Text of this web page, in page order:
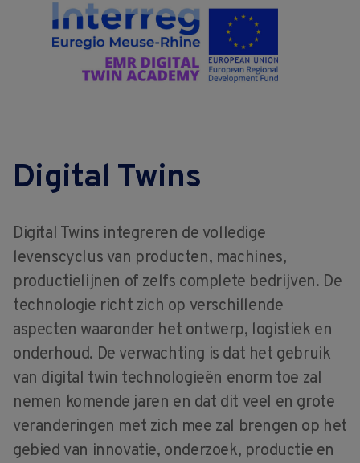
Digital Twins
Digital Twins integreren de volledige
levenscyclus van producten, machines,
productielijnen of zelfs complete bedrijven. De
technologie richt zich op verschillende
aspecten waaronder het ontwerp, logistiek en
onderhoud. De verwachting is dat het gebruik
van digital twin technologieën enorm toe zal
nemen komende jaren en dat dit veel en grote
veranderingen met zich mee zal brengen op het
gebied van innovatie, onderzoek, productie en